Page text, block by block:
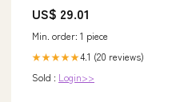
US$ 29.01
Min. order: 1 piece
★★★★★4.1 (20 reviews)
Sold : Login>>